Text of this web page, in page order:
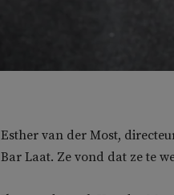
Esther van der Most,
Bar Laat. Ze vond dat ze te